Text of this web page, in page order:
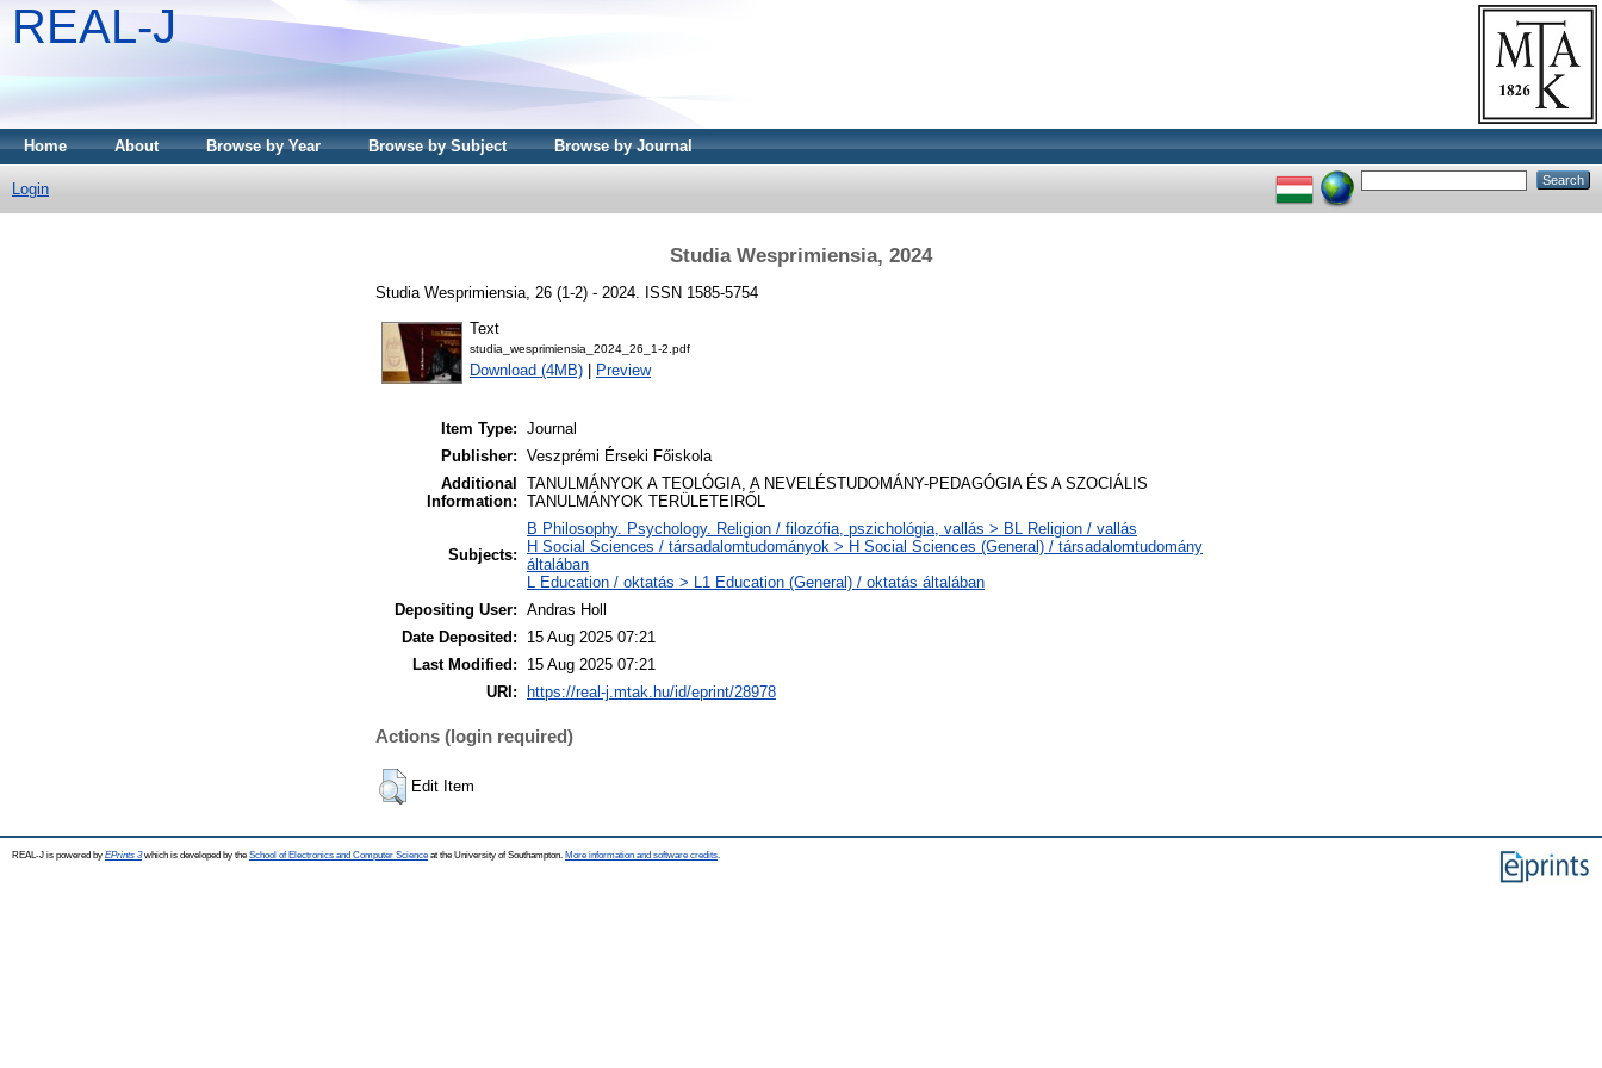
REAL-J
Home About Browse by Year Browse by Subject Browse by Journal
Login
Studia Wesprimiensia, 2024
Studia Wesprimiensia, 26 (1-2) - 2024. ISSN 1585-5754
Text
studia_wesprimiensia_2024_26_1-2.pdf
Download (4MB) Preview
Item Type: Journal
Publisher: Veszprémi Érseki Főiskola
Additional
Information:
TANULMÁNYOK A TEOLÓGIA, A NEVELÉSTUDOMÁNY-PEDAGÓGIA ÉS A SZOCIÁLIS
TANULMÁNYOK TERÜLETEIRŐL
Subjects:
B Philosophy. Psychology. Religion / filozófia, pszichológia, vallás > BL Religion / vallás
H Social Sciences / társadalomtudományok > H Social Sciences (General) / társadalomtudomány
általában
L Education / oktatás > L1 Education (General) / oktatás általában
Depositing User: Andras Holl
Date Deposited:
15 Aug 2025 07:21
Last Modified:
15 Aug 2025 07:21
URI:
https://real-j.mtak.hu/id/eprint/28978
Actions (login required)
Edit Item
REAL-J is powered by EPrints 3which is developed by the School of Electronics and Computer Science at the University of Southampton. More information and software credits